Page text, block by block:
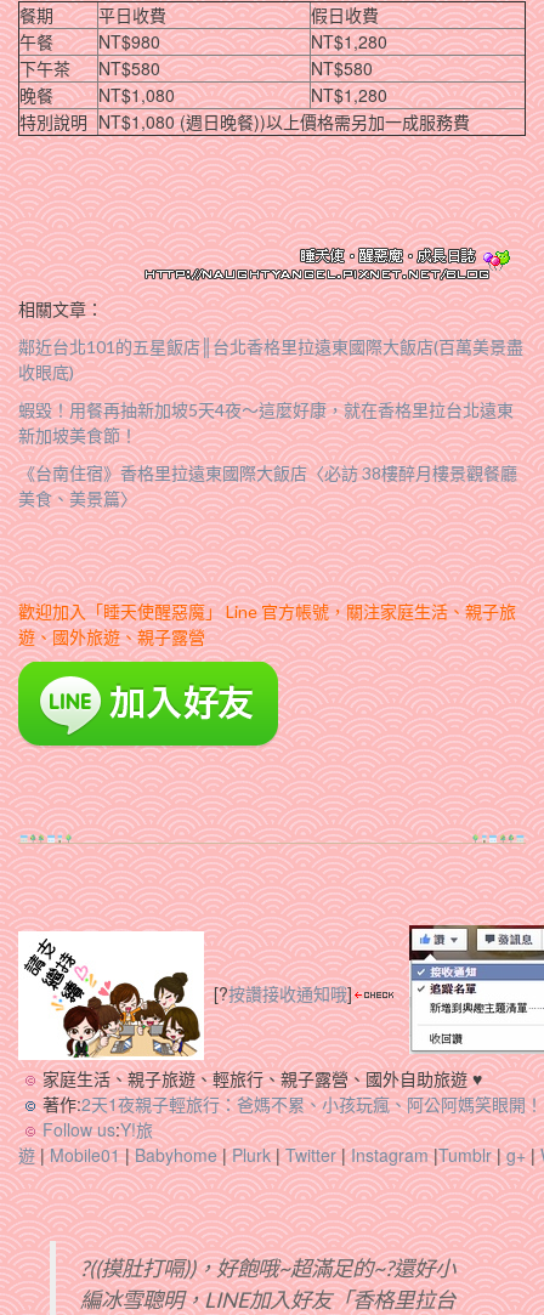
餐期 平日收費
假日收費
午餐
NT$980
NT$1,280
下午茶
NT$580
NT$580
晚餐
NT$1,080
NT$1,280
特別說明 NT$1,080 (週日晚餐))以上價格需另加一成服務費
相關文章：
鄰近台北101的五星飯店║台北香格里拉遠東國際大飯店(百萬美景盡
收眼底)
蝦毀！用餐再抽新加坡5天4夜～這麼好康，就在香格里拉台北遠東
新加坡美食節！
《台南住宿》香格里拉遠東國際大飯店〈必訪 38樓醉月樓景觀餐廳
美食、美景篇〉
歡迎加入「睡天使醒惡魔」 Line 官方帳號，關注家庭生活、親子旅
遊、國外旅遊、親子露營
[?按讚接收通知哦]
家庭生活、親子旅遊、輕旅行、親子露營、國外自助旅遊 ♥
著作:2天1夜親子輕旅行：爸媽不累、小孩玩瘋、阿公阿媽笑眼開！
Follow us:Y!旅
遊|Mobile01|Babyhome|Plurk|Twitter|Instagram|Tumblr|g+|
?((摸肚打嗝))，好飽哦~超滿足的~?還好小
編冰雪聰明，LINE加入好友「香格里拉台